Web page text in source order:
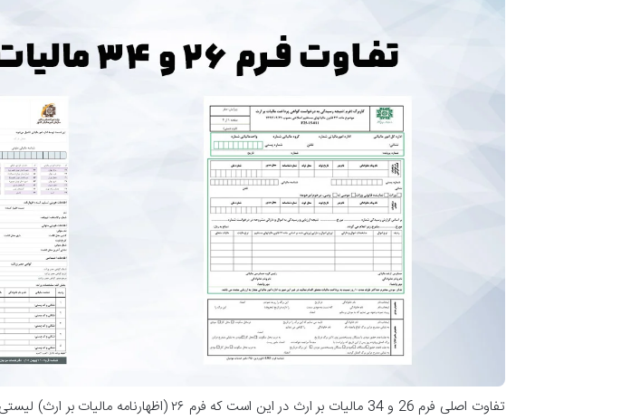
تفاوت اصلی فرم 26 و 34 مالیات بر ارث در این است که فرم